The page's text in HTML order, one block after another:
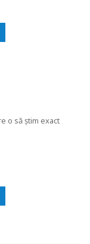
o să știm exact